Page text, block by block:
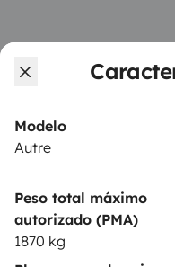
Modelo
Autre
Peso total máximo
autorizado (PMA)
1870 kg
PROPIETARIOS
Contrato de alquiler
Asistencias de alquiler
Ayuda propietario